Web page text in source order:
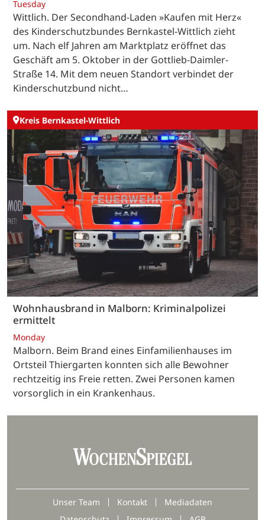
Tuesday
Wittlich. Der Secondhand-Laden »Kaufen mit Herz«
des Kinderschutzbundes Bernkastel-Wittlich zieht
um. Nach elf Jahren am Marktplatz eröffnet das
Geschäft am 5. Oktober in der Gottlieb-Daimler-
Straße 14. Mit dem neuen Standort verbindet der
Kinderschutzbund nicht…
Kreis Bernkastel-Wittlich
Wohnhausbrand in Malborn: Kriminalpolizei
ermittelt
Monday
Malborn. Beim Brand eines Einfamilienhauses im
Ortsteil Thiergarten konnten sich alle Bewohner
rechtzeitig ins Freie retten. Zwei Personen kamen
vorsorglich in ein Krankenhaus.
Unser Team Kontakt
Mediadaten